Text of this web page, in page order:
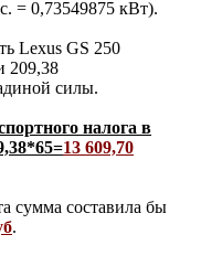
= 0,73549875 кВт).
Lexus GS 250
209,38
силы.
налога в
13 609,70
сумма составила бы
.